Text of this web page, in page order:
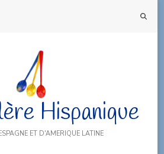
Hispanique
ET D'AMERIQUE LATINE